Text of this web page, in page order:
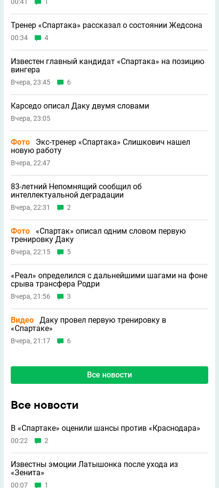
Тренер «Спартака» рассказал о состоянии Жедсона
00:34 4
Известен главный кандидат «Спартака» на позицию
вингера
Вчера, 23:45 6
Карседо описал Даку двумя словами
Вчера, 23:05
Фото
Экс-тренер «Спартака» Слишкович нашел
новую работу
Вчера, 22:47
83-летний Непомнящий сообщил об
интеллектуальной деградации
Вчера, 22:31 2
Фото
«Спартак» описал одним словом первую
тренировку Даку
Вчера, 22:15 5
«Реал» определился с дальнейшими шагами на фоне
срыва трансфера Родри
Вчера, 21:56 3
Видео
Даку провел первую тренировку в
«Спартаке»
Вчера, 21:17 6
Все новости
Все новости
В «Спартаке» оценили шансы против «Краснодара»
00:22 2
Известны эмоции Латышонка после ухода из
«Зенита»
00:07 1